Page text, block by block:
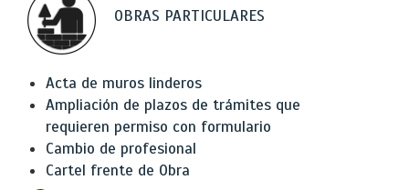
OBRAS PARTICULARES
Acta de muros linderos
Ampliación de plazos de trámites que
requieren permiso con formulario
Cambio de profesional
Cartel frente de Obra